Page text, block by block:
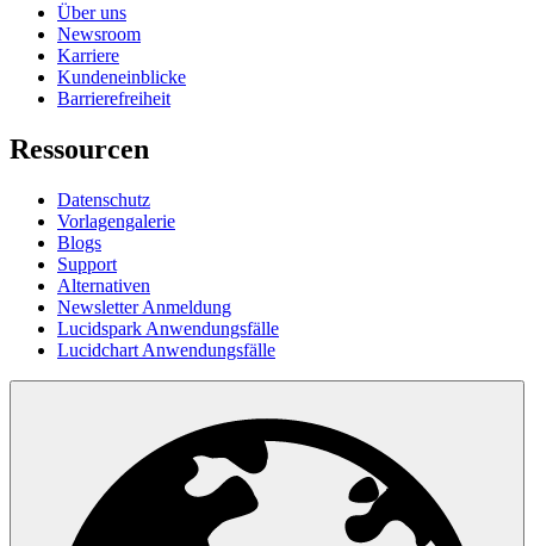
Über uns
Newsroom
Karriere
Kundeneinblicke
Barrierefreiheit
Ressourcen
Datenschutz
Vorlagengalerie
Blogs
Support
Alternativen
Newsletter Anmeldung
Lucidspark Anwendungsfälle
Lucidchart Anwendungsfälle